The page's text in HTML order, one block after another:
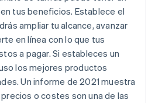
tus beneficios. Establece el
ampliar tu alcance, avanzar
en línea con lo que tus
a pagar. Si estableces un
los mejores productos
Un informe de 2021 muestra
o costes son una de las